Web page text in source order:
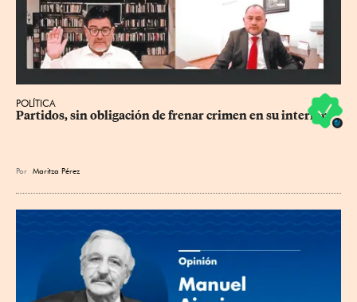
POLÍTICA
Partidos, sin obligación de frenar crimen en su interior
Por Maritza Pérez